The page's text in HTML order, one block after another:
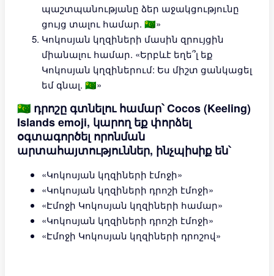
պաշտպանությանը ձեր աջակցությունը
ցույց տալու համար. 🇨🇨»
Կոկոսյան կղզիների մասին զրույցին
միանալու համար. «Երբևէ եղե՞լ եք
Կոկոսյան կղզիներում: Ես միշտ ցանկացել
եմ գնալ. 🇨🇨»
🇨🇨 դրոշը գտնելու համար՝ Cocos (Keeling)
Islands emoji, կարող եք փորձել
օգտագործել որոնման
արտահայտություններ, ինչպիսիք են՝
«Կոկոսյան կղզիների էմոջի»
«Կոկոսյան կղզիների դրոշի էմոջի»
«Էմոջի Կոկոսյան կղզիների համար»
«Կոկոսյան կղզիների դրոշի էմոջի»
«Էմոջի Կոկոսյան կղզիների դրոշով»